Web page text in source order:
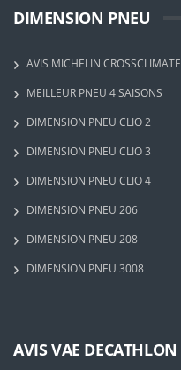
DIMENSION PNEU
AVIS MICHELIN CROSSCLIMATE
MEILLEUR PNEU 4 SAISONS
DIMENSION PNEU CLIO 2
DIMENSION PNEU CLIO 3
DIMENSION PNEU CLIO 4
DIMENSION PNEU 206
DIMENSION PNEU 208
DIMENSION PNEU 3008
AVIS VAE DECATHLON